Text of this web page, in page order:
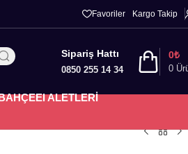
Favoriler Kargo Takip
Sipariş Hattı
0850 255 14 34 0
0₺
El ALETLERİ